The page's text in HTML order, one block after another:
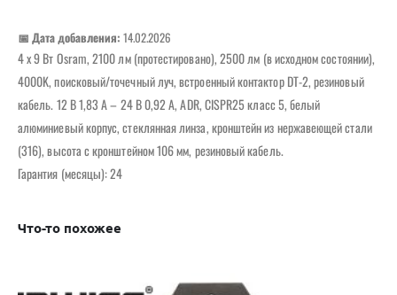
📅 Дата добавления: 14.02.2026
4 x 9 Вт Osram, 2100 лм (протестировано), 2500 лм (в исходном состоянии),
4000K, поисковый/точечный луч, встроенный контактор DT-2, резиновый
кабель. 12 В 1,83 А – 24 В 0,92 А, ADR, CISPR25 класс 5, белый
алюминиевый корпус, стеклянная линза, кронштейн из нержавеющей стали
(316), высота с кронштейном 106 мм, резиновый кабель.
Гарантия (месяцы): 24
Что-то похожее